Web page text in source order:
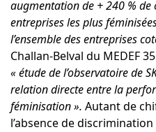
augmentation de + 240 % de
entreprises les plus
l’ensemble des entreprises
Challan-Belval du MEDEF
« étude de l’observatoire de
relation directe entre la
féminisation ». Autant de
l’absence de